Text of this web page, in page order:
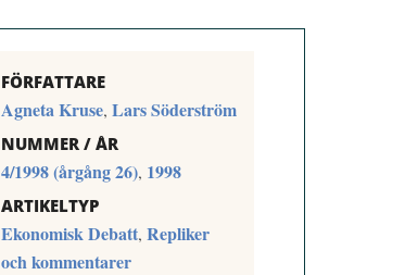
FÖRFATTARE
Agneta Kruse, Lars Söderström
NUMMER / ÅR
4/1998 (årgång 26), 1998
ARTIKELTYP
Ekonomisk Debatt, Repliker
och kommentarer